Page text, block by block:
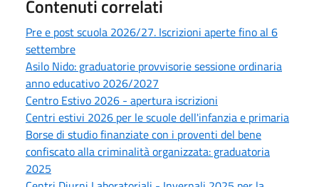
Contenuti correlati
Pre e post scuola 2026/27. Iscrizioni aperte fino al 6
settembre
Asilo Nido: graduatorie provvisorie sessione ordinaria
anno educativo 2026/2027
Centro Estivo 2026 - apertura iscrizioni
Centri estivi 2026 per le scuole dell'infanzia e primaria
Borse di studio finanziate con i proventi del bene
confiscato alla criminalità organizzata: graduatoria
2025